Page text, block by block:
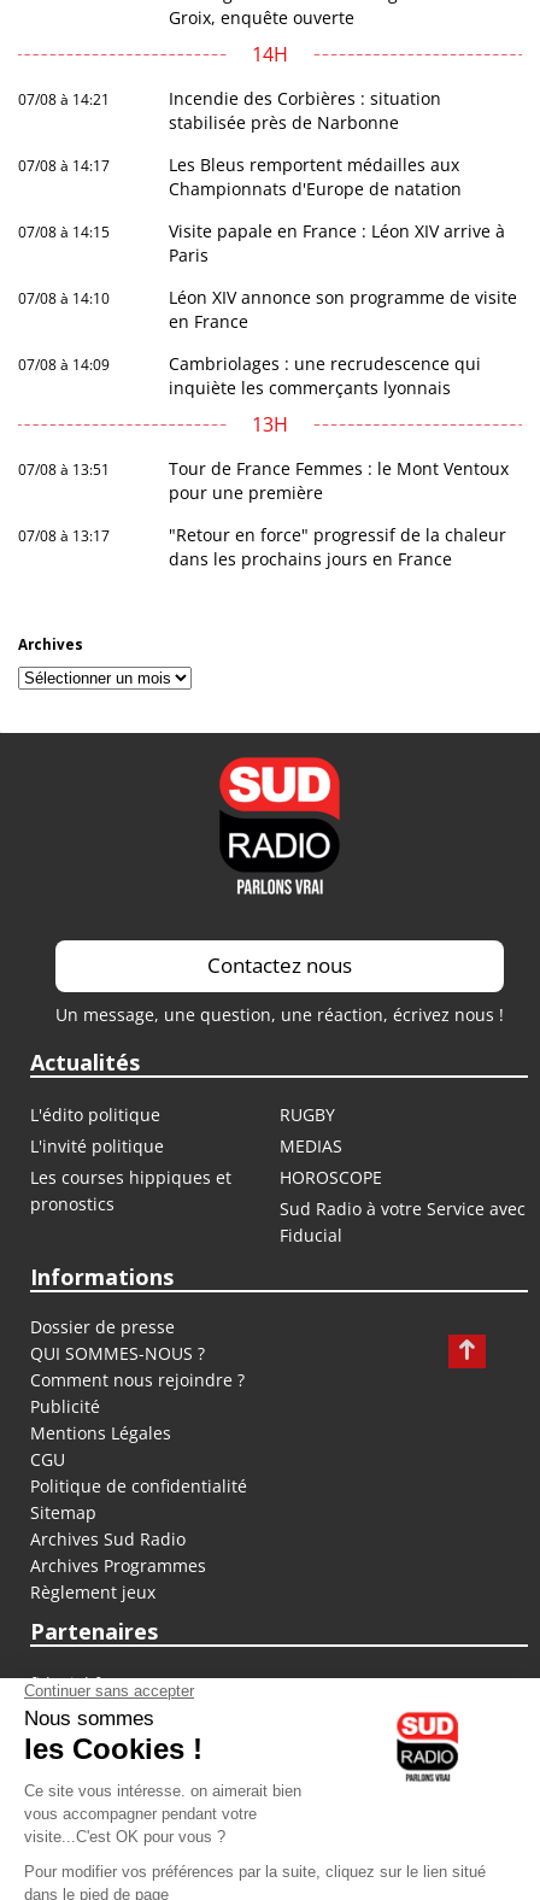
Groix, enquête ouverte
14H
07/08 à 14:21
Incendie des Corbières : situation
stabilisée près de Narbonne
07/08 à 14:17
Les Bleus remportent médailles aux
Championnats d'Europe de natation
07/08 à 14:15
Visite papale en France : Léon XIV arrive à
Paris
07/08 à 14:10
Léon XIV annonce son programme de visite
en France
07/08 à 14:09
Cambriolages : une recrudescence qui
inquiète les commerçants lyonnais
13H
07/08 à 13:51
Tour de France Femmes : le Mont Ventoux
pour une première
07/08 à 13:17
"Retour en force" progressif de la chaleur
dans les prochains jours en France
Archives
Archives
Contactez nous
Un message, une question, une réaction, écrivez nous !
Actualités
L'édito politique
RUGBY
L'invité politique
MEDIAS
Les courses hippiques et
pronostics
HOROSCOPE
Sud Radio à votre Service avec
Fiducial
Informations
Dossier de presse
QUI SOMMES-NOUS ?
Comment nous rejoindre ?
Publicité
Mentions Légales
CGU
Politique de confidentialité
Sitemap
Archives Sud Radio
Archives Programmes
Règlement jeux
Partenaires
fiducial.fr
lyoncapitale.fr
olympique-et-lyonnais.com
L'application Iphone / Android
Téléchargez l'application